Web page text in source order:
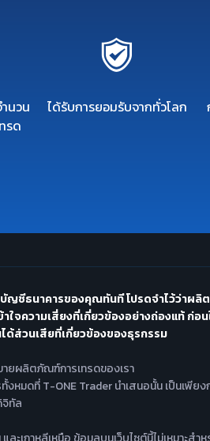
นวน
รด
ได้รับการยอมรับจากทั่วโลก
าบัญชีธนาคารของคุณทันที โปรดจำไว้ว่
ความเสี่ยงที่เกี่ยวข้องอย่างถ่องแท้ ก่อ
ด้ส่วนเสียที่เกี่ยวข้องของธุรกรรม
ายผลิตภัณฑ์การเทรดของเรา
ดที่ T-ONE Trader นำเสนอนั้น เป็นเพียงก
ทัล